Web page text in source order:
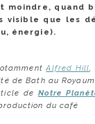
moindre, quand
visible que les
énergie).
Alfred Hill,
de Bath au
de Notre
du café